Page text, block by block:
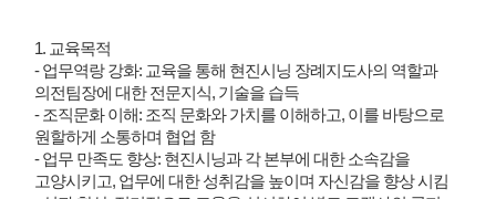
1. 교육목적
- 업무역랑 강화: 교육을 통해 현진시닝 장례지도사의 역할과
의전팀장에 대한 전문지식, 기술을 습득
- 조직문화 이해: 조직 문화와 가치를 이해하고, 이를 바탕으로
원할하게 소통하며 협업 함
- 업무 만족도 향상: 현진시닝과 각 본부에 대한 소속감을
고양시키고, 업무에 대한 성취감을 높이며 자신감을 향상 시킴